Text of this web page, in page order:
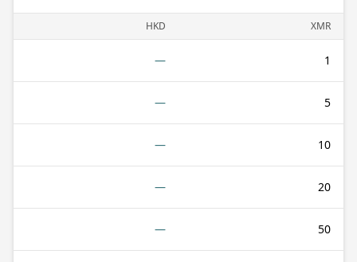
XMR
HKD
1
—
5
—
10
—
20
—
50
—